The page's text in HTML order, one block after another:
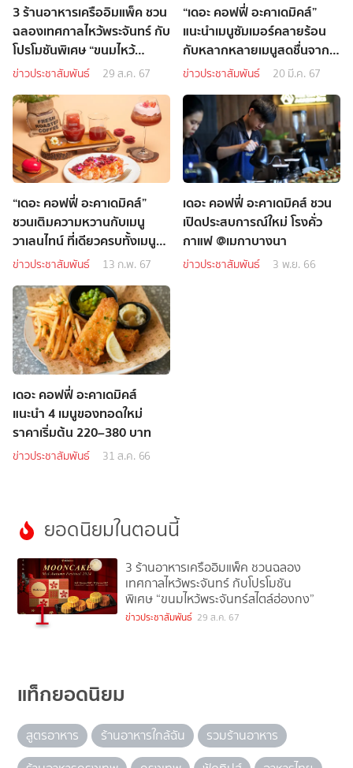
3 ร้านอาหารเครืออิมแพ็ค ชวน
ฉลองเทศกาลไหว้พระจันทร์ กับ
โปรโมชันพิเศษ “ขนมไหว้
พระจันทร์สไตล์ฮ่องกง”
ข่าวประชาสัมพันธ์ 29 ส.ค. 67
“เดอะ คอฟฟี่ อะคาเดมิคส์”
แนะนำเมนูซัมเมอร์คลายร้อน
กับหลากหลายเมนูสดชื่นจาก
Calamansi หรือมะปี๊ด
ข่าวประชาสัมพันธ์ 20 มี.ค. 67
“เดอะ คอฟฟี่ อะคาเดมิคส์”
ชวนเติมความหวานกับเมนู
วาเลนไทน์ ที่เดียวครบทั้งเมนู
อาหาร เค้ก และเครื่องดื่ม
ข่าวประชาสัมพันธ์ 13 ก.พ. 67
เดอะ คอฟฟี่ อะคาเดมิคส์ ชวน
เปิดประสบการณ์ใหม่ โรงคั่ว
กาแฟ @เมกาบางนา
ข่าวประชาสัมพันธ์ 3 พ.ย. 66
เดอะ คอฟฟี่ อะคาเดมิคส์
แนะนำ 4 เมนูของทอดใหม่
ราคาเริ่มต้น 220–380 บาท
ข่าวประชาสัมพันธ์ 31 ส.ค. 66
ยอดนิยมในตอนนี้
1
3 ร้านอาหารเครืออิมแพ็ค ชวนฉลอง
เทศกาลไหว้พระจันทร์ กับโปรโมชัน
พิเศษ “ขนมไหว้พระจันทร์สไตล์ฮ่องกง”
ข่าวประชาสัมพันธ์ 29 ส.ค. 67
แท็กยอดนิยม
สูตรอาหาร ร้านอาหารใกล้ฉัน
รวมร้านอาหาร